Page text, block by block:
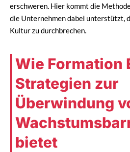
erschweren. Hier kommt die
die Unternehmen dabei unterstützt,
Kultur zu durchbrechen.
Wie Formation
Strategien zur
Überwindung
bietet